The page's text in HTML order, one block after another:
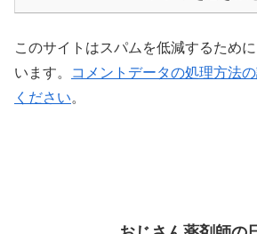
このサイトはスパムを低減するため
います。 コメントデータの処理方法
ください。